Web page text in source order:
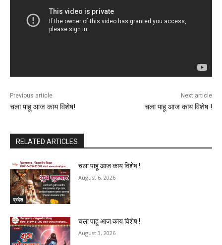
चला पाहू आज काय विशेष! चला पाहू आज काय विशेष !
RELATED ARTICLES
प्रदेश
चला पाहू आज काय विशेष !
August 6, 2026
चला पाहू आज काय विशेष !
August 3, 2026